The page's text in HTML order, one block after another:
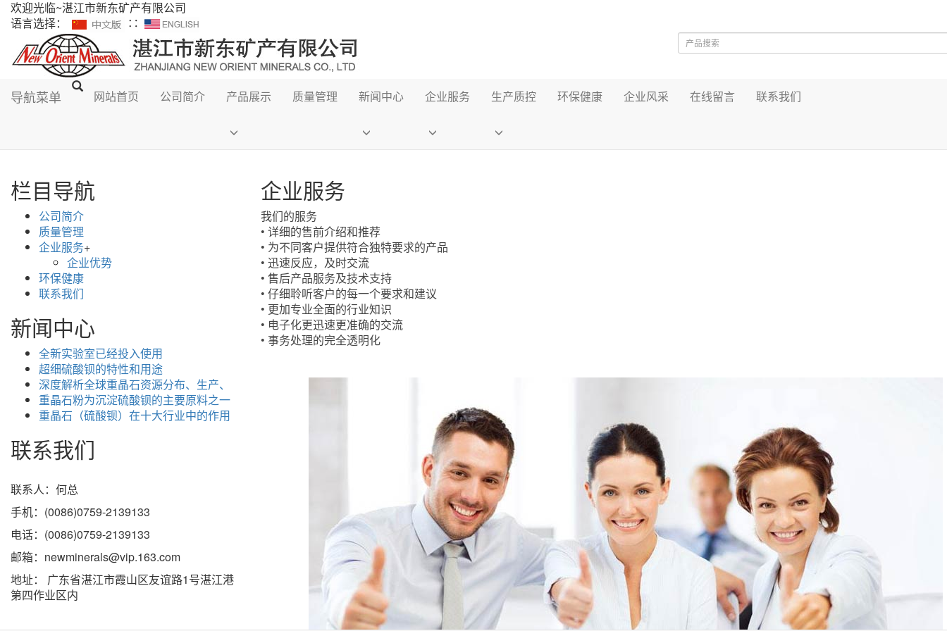
欢迎光临~湛江市新东矿产有限公司
语言选择：
∷
导航菜单 网站首页 公司简介 产品展示 质量管理 新闻中心 企业服务 生产质控 环保健康 企业风采 在线留言 联系我们
企业服务
我们的服务
• 详细的售前介绍和推荐
• 为不同客户提供符合独特要求的产品
• 迅速反应，及时交流
• 售后产品服务及技术支持
• 仔细聆听客户的每一个要求和建议
• 更加专业全面的行业知识
• 电子化更迅速更准确的交流
• 事务处理的完全透明化
栏目导航
公司简介
质量管理
企业服务+
企业优势
环保健康
联系我们
新闻中心
全新实验室已经投入使用
超细硫酸钡的特性和用途
深度解析全球重晶石资源分布、生产、
重晶石粉为沉淀硫酸钡的主要原料之一
重晶石（硫酸钡）在十大行业中的作用
联系我们
联系人：何总
手机：(0086)0759-2139133
电话：(0086)0759-2139133
邮箱：newminerals@vip.163.com
地址： 广东省湛江市霞山区友谊路1号湛江港
第四作业区内